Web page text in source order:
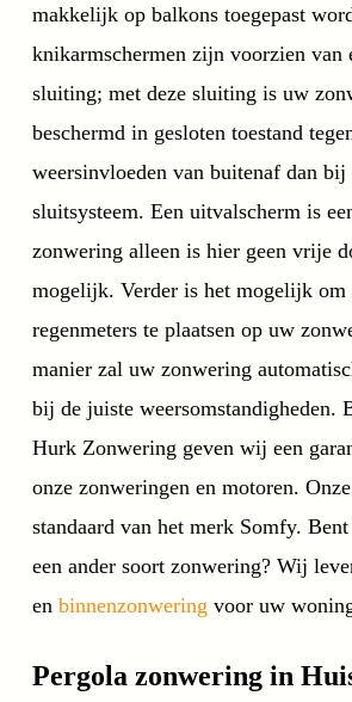
makkelijk op balkons toegepast
knikarmschermen zijn voorzien van
sluiting; met deze sluiting is uw
beschermd in gesloten toestand
weersinvloeden van buitenaf dan bij
sluitsysteem. Een uitvalscherm is
zonwering alleen is hier geen vrije
mogelijk. Verder is het mogelijk om
regenmeters te plaatsen op uw
manier zal uw zonwering
bij de juiste weersomstandigheden.
Hurk Zonwering geven wij een
onze zonweringen en motoren.
standaard van het merk Somfy.
een ander soort zonwering? Wij
en binnenzonwering voor uw
Pergola zonwering in